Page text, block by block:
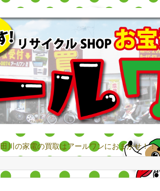
田川の家電の買取はアールワンにおまかせ！！